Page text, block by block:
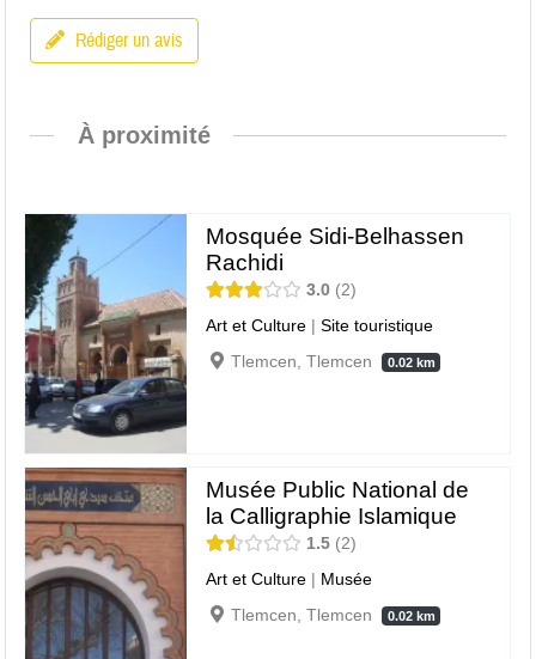
Rédiger un avis
À proximité
Mosquée Sidi-Belhassen
Rachidi
3.0
2
Art et Culture |Site touristique
Tlemcen, Tlemcen
0.02 km
Musée Public National de
la Calligraphie Islamique
1.5
2
Art et Culture | Musée
Tlemcen, Tlemcen
0.02 km